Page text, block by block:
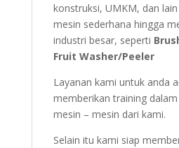
konstruksi, UMKM, dan
mesin sederhana hingga
industri besar, seperti
Fruit Washer/Peeler
Layanan kami untuk anda
memberikan training
mesin – mesin dari kami.
Selain itu kami siap